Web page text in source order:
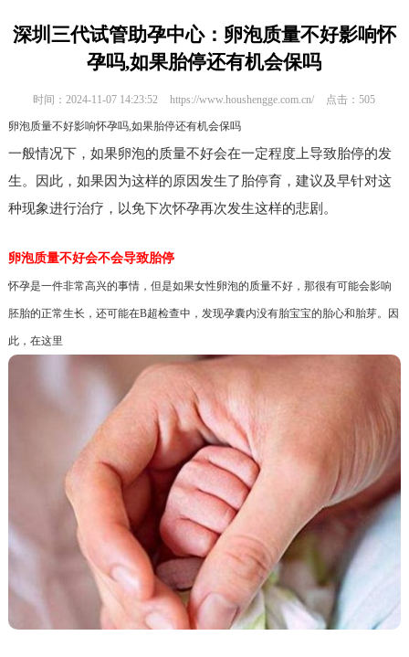
深圳三代试管助孕中心：卵泡质量不好影响怀
孕吗,如果胎停还有机会保吗
时间：2024-11-07 14:23:52 https://www.houshengge.com.cn/ 点击：505
卵泡质量不好影响怀孕吗,如果胎停还有机会保吗
一般情况下，如果卵泡的质量不好会在一定程度上导致胎停的发
生。因此，如果因为这样的原因发生了胎停育，建议及早针对这
种现象进行治疗，以免下次怀孕再次发生这样的悲剧。
卵泡质量不好会不会导致胎停
怀孕是一件非常高兴的事情，但是如果女性卵泡的质量不好，那很有可能会影响
胚胎的正常生长，还可能在B超检查中，发现孕囊内没有胎宝宝的胎心和胎芽。因
此，在这里